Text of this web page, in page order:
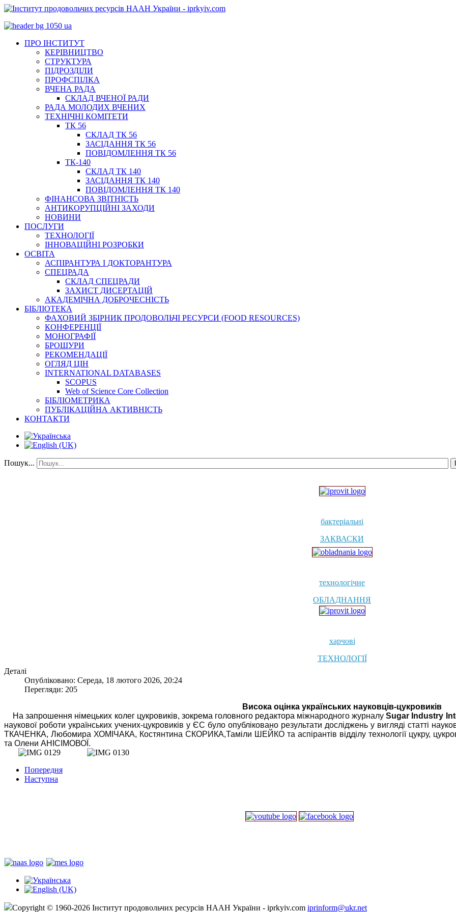
ПРО ІНСТИТУТ
КЕРІВНИЦТВО
СТРУКТУРА
ПІДРОЗДІЛИ
ПРОФСПІЛКА
ВЧЕНА РАДА
СКЛАД ВЧЕНОЇ РАДИ
РАДА МОЛОДИХ ВЧЕНИХ
ТЕХНІЧНІ КОМІТЕТИ
ТК 56
СКЛАД ТК 56
ЗАСІДАННЯ ТК 56
ПОВІДОМЛЕННЯ ТК 56
ТК-140
СКЛАД ТК 140
ЗАСІДАННЯ ТК 140
ПОВІДОМЛЕННЯ ТК 140
ФІНАНСОВА ЗВІТНІСТЬ
АНТИКОРУПЦІЙНІ ЗАХОДИ
НОВИНИ
ПОСЛУГИ
ТЕХНОЛОГІЇ
ІННОВАЦІЙНІ РОЗРОБКИ
ОСВІТА
АСПІРАНТУРА І ДОКТОРАНТУРА
СПЕЦРАДА
СКЛАД СПЕЦРАДИ
ЗАХИСТ ДИСЕРТАЦІЙ
АКАДЕМІЧНА ДОБРОЧЕСНІСТЬ
БІБЛІОТЕКА
ФАХОВИЙ ЗБІРНИК ПРОДОВОЛЬЧІ РЕСУРСИ (FOOD RESOURCES)
КОНФЕРЕНЦІЇ
МОНОГРАФІЇ
БРОШУРИ
РЕКОМЕНДАЦІЇ
ОГЛЯД ЦІН
INTERNATIONAL DATABASES
SCOPUS
Web of Science Core Collection
БІБЛІОМЕТРИКА
ПУБЛІКАЦІЙНА АКТИВНІСТЬ
КОНТАКТИ
Пошук...
бактеріальні
ЗАКВАСКИ
технологічне
ОБЛАДНАННЯ
харчові
ТЕХНОЛОГІЇ
Деталі
Опубліковано: Середа, 18 лютого 2026, 20:24
Перегляди: 205
Висока оцінка українських науковців-цукровиків
На запрошення німецьких колег цукровиків, зокрема головного редактора міжнародного журналуSugar Industry
наукової роботи українських учених-цукровиків у ЄС було опубліковано результати досліджень у вигляді статті
ТКАЧЕНКА, Любомира ХОМІЧАКА, Костянтина СКОРИКА,Таміли ШЕЙКО та аспірантів відділу технології цукру,
та Олени АНІСІМОВОЇ.
Попередня
Наступна
Copyright © 1960-2026 Інститут продовольчих ресурсів НААН України - iprkyiv.com iprinform@ukr.net